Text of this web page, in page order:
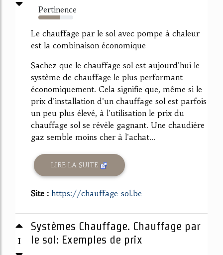
Pertinence
63%
Le chauffage par le sol avec pompe à chaleur
est la combinaison économique
Sachez que le chauffage sol est aujourd'hui le
système de chauffage le plus performant
économiquement. Cela signifie que, même si le
prix d'installation d'un chauffage sol est parfois
un peu plus élevé, à l'utilisation le prix du
chauffage sol se révèle gagnant. Une chaudière
gaz semble moins cher à l'achat...
LIRE LA SUITE
Site : https://chauffage-sol.be
1
Systèmes Chauffage. Chauffage par
le sol: Exemples de prix